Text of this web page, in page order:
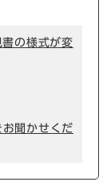
の様式が変
聞かせくだ